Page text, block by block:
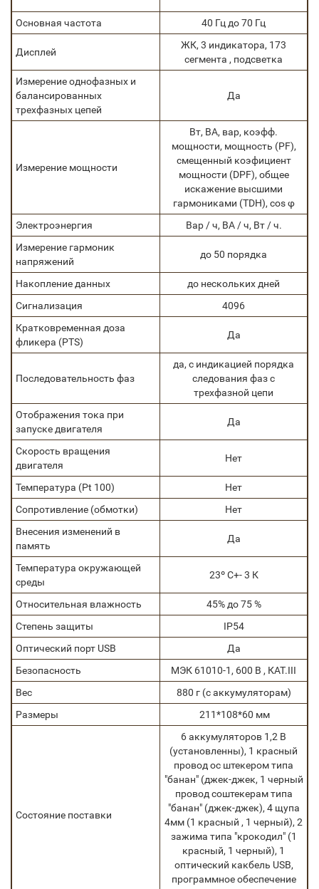
Основная частота 40 Гц до 70 Гц
Дисплей
ЖК, 3 индикатора, 173
сегмента , подсветка
Измерение однофазных и
балансированных
трехфазных цепей
Да
Измерение мощности
Вт, ВА, вар, коэфф.
мощности, мощность (PF),
смещенный коэфициент
мощности (DPF), общее
искажение высшими
гармониками (TDH), cos φ
Электроэнергия
Вар / ч, ВА / ч, Вт / ч.
Измерение гармоник
напряжений
до 50 порядка
Накопление данных
до нескольких дней
Сигнализация
4096
Кратковременная доза
фликера (PTS)
Да
Последовательность фаз
да, с индикацией порядка
следования фаз с
трехфазной цепи
Отображения тока при
запуске двигателя
Да
Скорость вращения
двигателя
Нет
Температура (Pt 100)
Нет
Сопротивление (обмотки)
Нет
Внесения изменений в
память
Да
Температура окружающей
среды
23º С+- 3 К
Относительная влажность
45% до 75 %
Степень защиты
IP54
Оптический порт USB
Да
Безопасность
МЭК 61010-1, 600 В , КАТ.III
Вес
880 г (с аккумуляторам)
Размеры
211*108*60 мм
Состояние поставки
6 аккумуляторов 1,2 В
(установленны), 1 красный
провод ос штекером типа
"банан" (джек-джек, 1 черный
провод соштекерам типа
"банан" (джек-джек), 4 щупа
4мм (1 красный , 1 черный), 2
зажима типа "крокодил" (1
красный, 1 черный), 1
оптический какбель USB,
программное обеспечение